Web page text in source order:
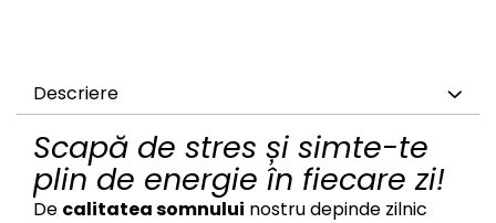
Descriere
Scapă de stres și simte-te
plin de energie în fiecare zi!
De calitatea somnului nostru depinde zilnic